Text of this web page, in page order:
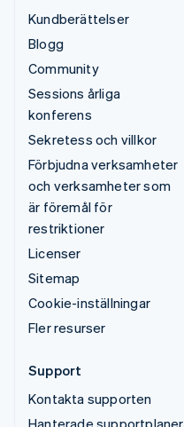
Kundberättelser
Blogg
Community
Sessions årliga
konferens
Sekretess och villkor
Förbjudna verksamheter
och verksamheter som
är föremål för
restriktioner
Licenser
Sitemap
Cookie-inställningar
Fler resurser
Support
Kontakta supporten